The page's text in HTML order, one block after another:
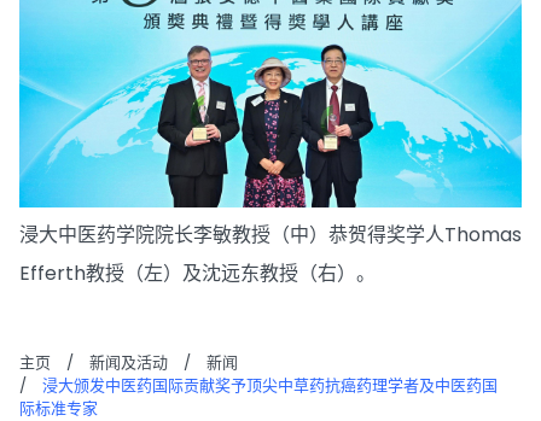
浸大中医药学院院长李敏教授（中）恭贺得奖学人Thomas
Efferth教授（左）及沈远东教授（右）。
主页 / 新闻及活动 /
新闻
/
浸大颁发中医药国际贡献奖予顶尖中草药抗癌药理学者及中医药国
际标准专家